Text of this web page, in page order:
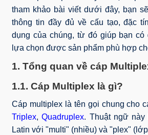
tham khảo bài viết dưới đây, bạn
thông tin đầy đủ về cấu tạo, đặc
dụng của chúng, từ đó giúp bạn
lựa chọn được sản phẩm phù hợp
1. Tổng quan về cáp
1.1. Cáp Multiplex là gì?
Cáp multiplex là tên gọi chung cho
Triplex,Quadruplex. Thuật ngữ này
Latin với "multi" (nhiều) và "plex"